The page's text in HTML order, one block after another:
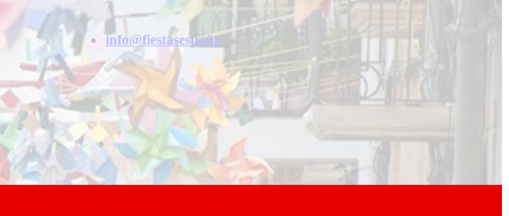
info@fiestasespaña